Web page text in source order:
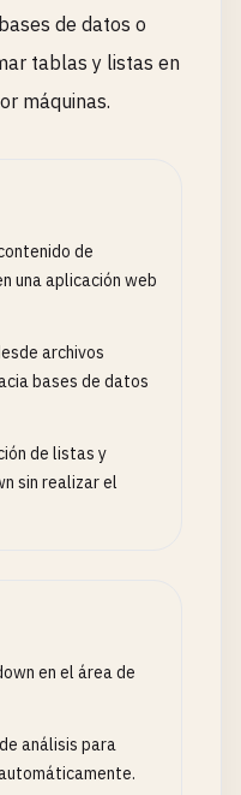
de datos o
tablas y listas en
máquinas.
de
una aplicación web
archivos
bases de datos
de listas y
sin realizar el
en el área de
análisis para